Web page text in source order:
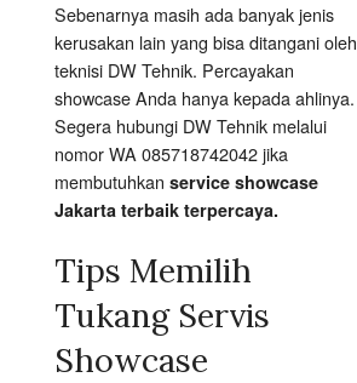
Sebenarnya masih ada banyak jenis
kerusakan lain yang bisa ditangani oleh
teknisi DW Tehnik. Percayakan
showcase Anda hanya kepada ahlinya.
Segera hubungi DW Tehnik melalui
nomor WA 085718742042 jika
membutuhkan service showcase
Jakarta terbaik terpercaya.
Tips Memilih
Tukang Servis
Showcase